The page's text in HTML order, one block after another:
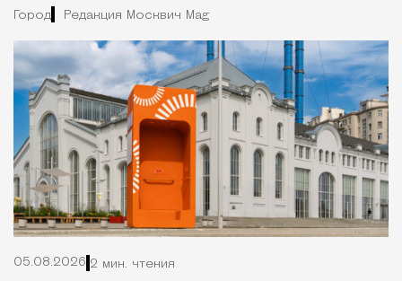
Город Редакция Москвич Mag
05.08.2026 2 мин. чтения